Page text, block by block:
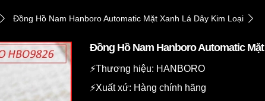
Đồng Hồ Nam Hanboro Automatic Mặt Xanh Lá Dây Kim Loại
Đồng Hồ Nam Hanboro Automatic
⚡️Thương hiệu: HANBORO
⚡️Xuất xứ: Hàng chính hãng